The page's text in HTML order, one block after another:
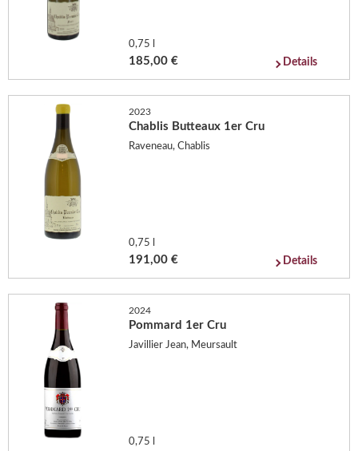
0,75 l
185,00 € Details
2023
Chablis Butteaux 1er Cru
Raveneau, Chablis
0,75 l
191,00 € Details
2024
Pommard 1er Cru
Javillier Jean, Meursault
0,75 l